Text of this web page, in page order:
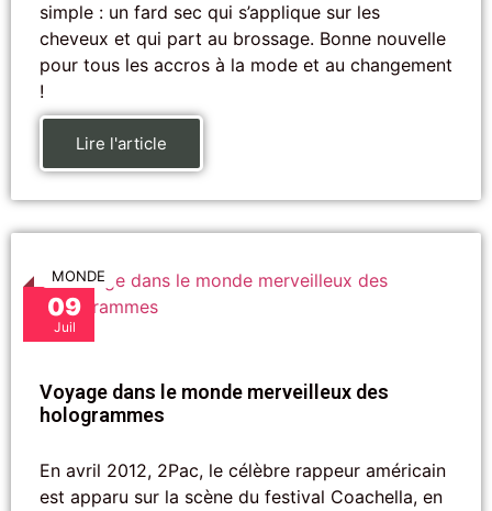
simple : un fard sec qui s’applique sur les
cheveux et qui part au brossage. Bonne nouvelle
pour tous les accros à la mode et au changement
!
Lire l'article
09
Juil
MONDE
Voyage dans le monde merveilleux des
hologrammes
En avril 2012, 2Pac, le célèbre rappeur américain
est apparu sur la scène du festival Coachella, en